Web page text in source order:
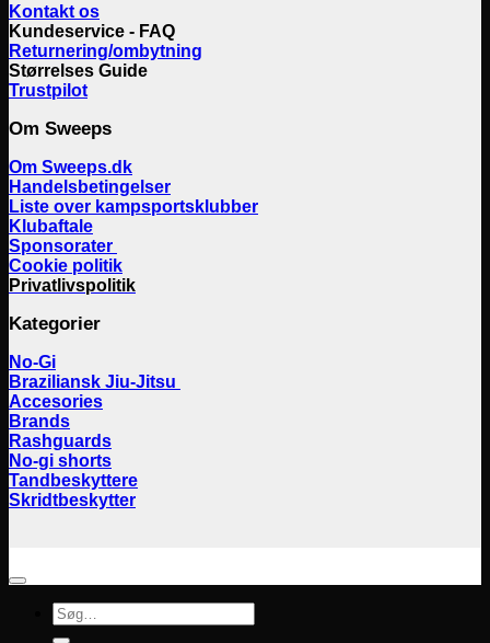
Kontakt os
Kundeservice - FAQ
Returnering/ombytning
Størrelses Guide
Trustpilot
Om Sweeps
Om Sweeps.dk
Handelsbetingelser
Liste over kampsportsklubber
Klubaftale
Sponsorater
Cookie politik
Privatlivspolitik
Kategorier
No-Gi
Braziliansk Jiu-Jitsu
Accesories
Brands
Rashguards
No-gi shorts
Tandbeskyttere
Skridtbeskytter
Søg
efter: